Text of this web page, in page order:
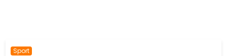
Sport